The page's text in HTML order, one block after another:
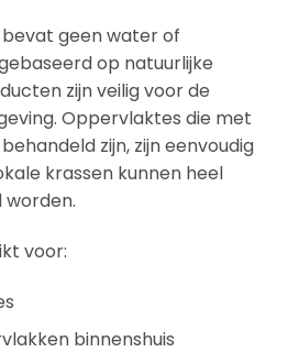
geen water of
op natuurlijke
zijn veilig voor de
Oppervlaktes die met
zijn, zijn eenvoudig
krassen kunnen heel
voor:
binnenshuis